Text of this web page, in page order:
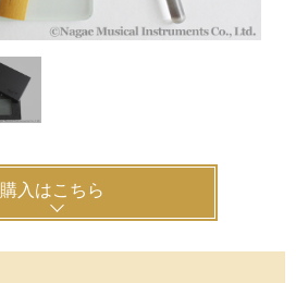
購入はこちら
サポート・保証